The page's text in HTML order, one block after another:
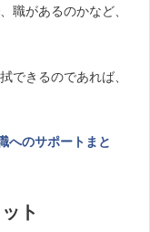
職があるのかなど、
できるのであれば、
へのサポートまと
ト